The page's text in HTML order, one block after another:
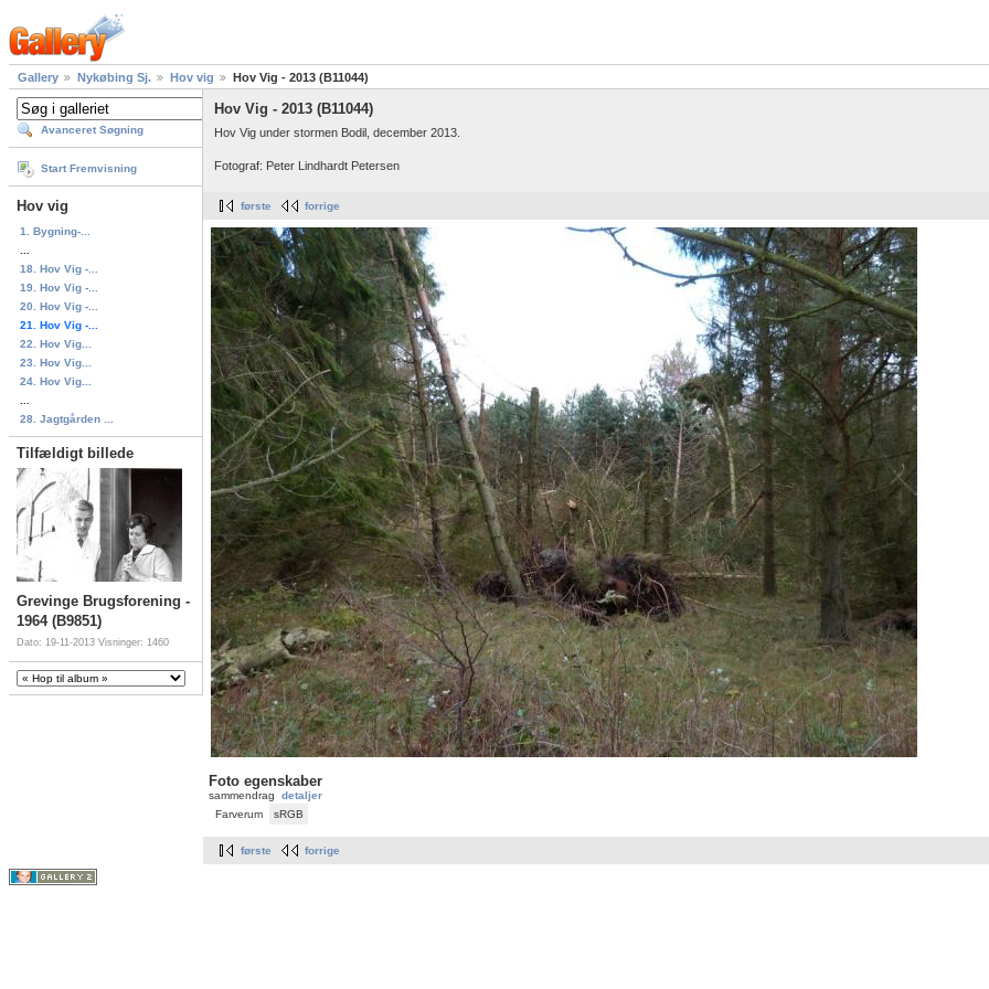
Gallery Nykøbing Sj. Hov vig Hov Vig - 2013 (B11044)
Avanceret Søgning
Start Fremvisning
Hov vig
1. Bygning-...
18. Hov Vig -...
19. Hov Vig -...
20. Hov Vig -...
21. Hov Vig -...
22. Hov Vig...
23. Hov Vig...
24. Hov Vig...
28. Jagtgården ...
Tilfældigt billede
Grevinge Brugsforening -
1964 (B9851)
Dato: 19-11-2013 Visninger: 1460
Hov Vig - 2013 (B11044)
Hov Vig under stormen Bodil, december 2013.
Fotograf: Peter Lindhardt Petersen
første forrige
Foto egenskaber
sammendrag detaljer
Farverum
sRGB
første forrige